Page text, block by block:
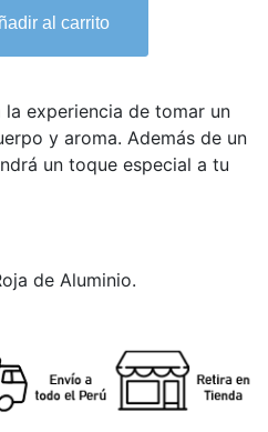
al carrito
experiencia de tomar un
y aroma. Además de un
un toque especial a tu
de Aluminio.